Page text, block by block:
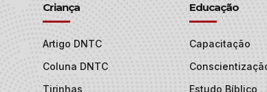
Criança
Artigo DNTC
Coluna DNTC
Tirinhas
Educação
Capacitação
Estudo Bíblico